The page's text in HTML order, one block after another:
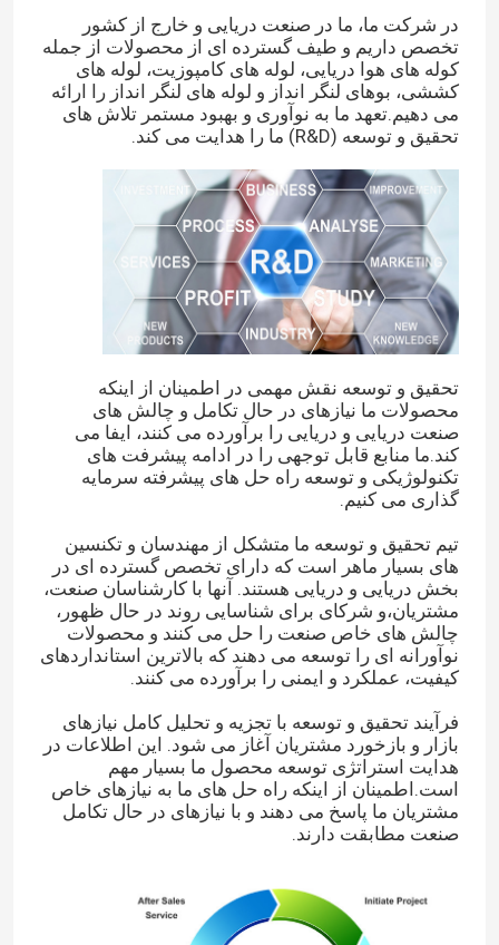
در شرکت ما، ما در صنعت دریایی و خارج از کشور
تخصص داریم و طیف گسترده ای از محصولات از جمله
کوله های هوا دریایی، لوله های کامپوزیت، لوله های
کششی، بوهای لنگر انداز و لوله های لنگر انداز را ارائه
می دهیم.تعهد ما به نوآوری و بهبود مستمر تلاش های
تحقیق و توسعه (R&D) ما را هدایت می کند.
تحقیق و توسعه نقش مهمی در اطمینان از اینکه
محصولات ما نیازهای در حال تکامل و چالش های
صنعت دریایی و دریایی را برآورده می کنند، ایفا می
کند.ما منابع قابل توجهی را در ادامه پیشرفت های
تکنولوژیکی و توسعه راه حل های پیشرفته سرمایه
گذاری می کنیم.
تیم تحقیق و توسعه ما متشکل از مهندسان و تکنسین
های بسیار ماهر است که دارای تخصص گسترده ای در
بخش دریایی و دریایی هستند. آنها با کارشناسان صنعت،
مشتریان،و شرکای برای شناسایی روند در حال ظهور،
چالش های خاص صنعت را حل می کنند و محصولات
نوآورانه ای را توسعه می دهند که بالاترین استانداردهای
کیفیت، عملکرد و ایمنی را برآورده می کنند.
فرآیند تحقیق و توسعه با تجزیه و تحلیل کامل نیازهای
بازار و بازخورد مشتریان آغاز می شود. این اطلاعات در
هدایت استراتژی توسعه محصول ما بسیار مهم
است.اطمینان از اینکه راه حل های ما به نیازهای خاص
مشتریان ما پاسخ می دهند و با نیازهای در حال تکامل
صنعت مطابقت دارند.